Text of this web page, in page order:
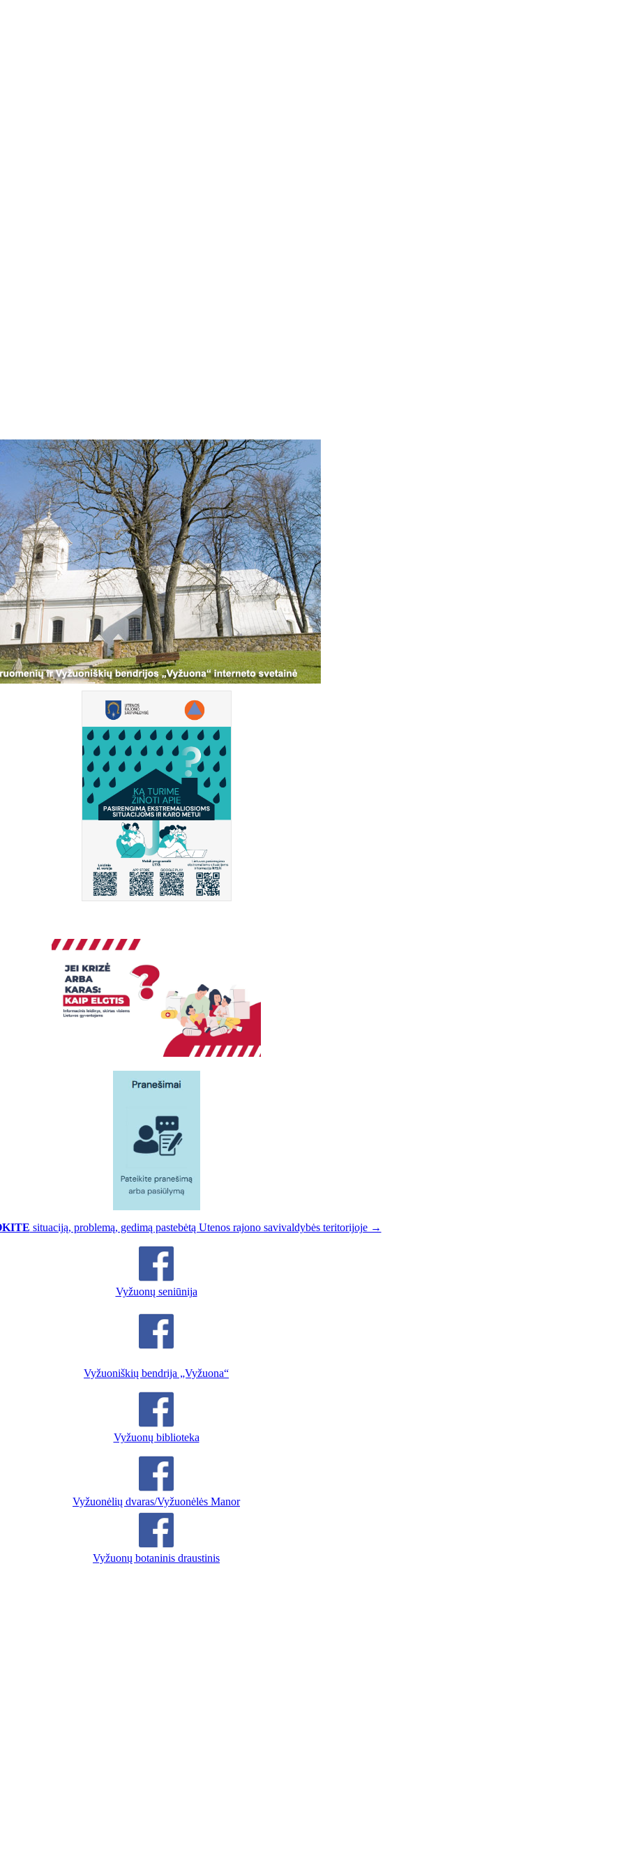
situaciją, problemą, gedimą pastebėtą Utenos rajono savivaldybės teritorijoje →
Vyžuonų seniūnija
Vyžuoniškių bendrija „Vyžuona“
Vyžuonų biblioteka
Vyžuonėlių dvaras/Vyžuonėlės Manor
Vyžuonų botaninis draustinis